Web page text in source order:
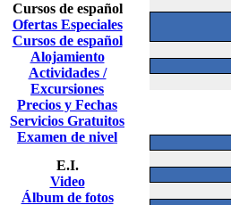
Cursos de español
Ofertas Especiales
Cursos de español
Alojamiento
Actividades /
Excursiones
Precios y Fechas
Servicios Gratuitos
Examen de nivel
E.I.
Video
Álbum de fotos